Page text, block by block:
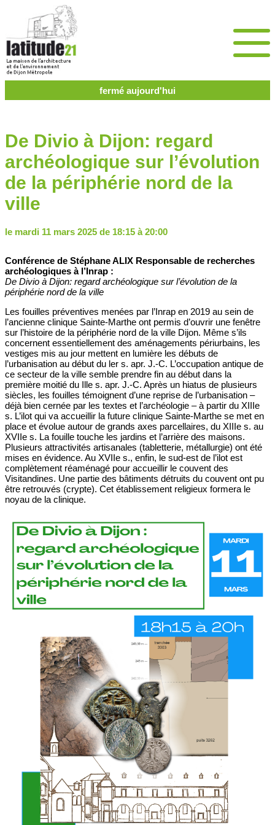
fermé aujourd'hui
De Divio à Dijon: regard
archéologique sur l’évolution
de la périphérie nord de la
ville
le mardi 11 mars 2025 de 18:15 à 20:00
Conférence de Stéphane ALIX Responsable de recherches
archéologiques à l’Inrap :
De Divio à Dijon: regard archéologique sur l’évolution de la
périphérie nord de la ville
Les fouilles préventives menées par l’Inrap en 2019 au sein de
l’ancienne clinique Sainte-Marthe ont permis d’ouvrir une fenêtre
sur l’histoire de la périphérie nord de la ville Dijon. Même s’ils
concernent essentiellement des aménagements périurbains, les
vestiges mis au jour mettent en lumière les débuts de
l’urbanisation au début du ler s. apr. J.-C. L’occupation antique de
ce secteur de la ville semble prendre fin au début dans la
première moitié du Ille s. apr. J.-C. Après un hiatus de plusieurs
siècles, les fouilles témoignent d’une reprise de l’urbanisation –
déjà bien cernée par les textes et l’archéologie – à partir du XIIIe
s. L’ilot qui va accueillir la future clinique Sainte-Marthe se met en
place et évolue autour de grands axes parcellaires, du XIIIe s. au
XVIIe s. La fouille touche les jardins et l’arrière des maisons.
Plusieurs attractivités artisanales (tabletterie, métallurgie) ont été
mises en évidence. Au XVIIe s., enfin, le sud-est de l’ilot est
complètement réaménagé pour accueillir le couvent des
Visitandines. Une partie des bâtiments détruits du couvent ont pu
être retrouvés (crypte). Cet établissement religieux formera le
noyau de la clinique.